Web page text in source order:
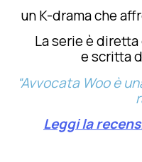
un K-drama che
La serie è
e scritta
“Avvocata Woo è
Leggi la